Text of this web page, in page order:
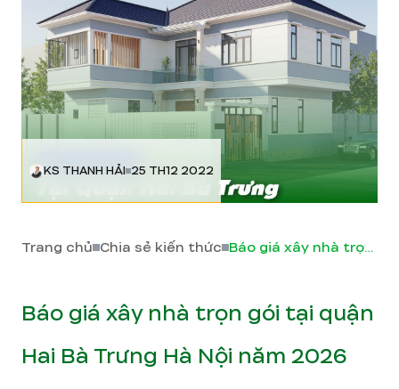
KS THANH HẢI 25 TH12 2022
Trang chủ Chia sẻ kiến thức Báo giá xây nhà trọn gói tại quận Hai Bà Trưng Hà Nội năm 2026
Báo giá xây nhà trọn gói tại quận
Hai Bà Trưng Hà Nội năm 2026